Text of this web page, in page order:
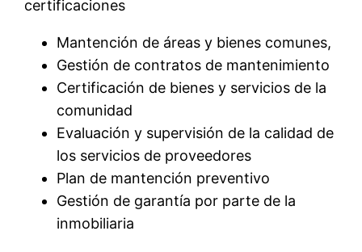
certificaciones
Mantención de áreas y bienes comunes,
Gestión de contratos de mantenimiento
Certificación de bienes y servicios de la
comunidad
Evaluación y supervisión de la calidad de
los servicios de proveedores
Plan de mantención preventivo
Gestión de garantía por parte de la
inmobiliaria